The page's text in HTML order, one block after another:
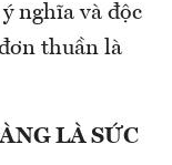
nghĩa và độc
thuần là
LÀ SỨC